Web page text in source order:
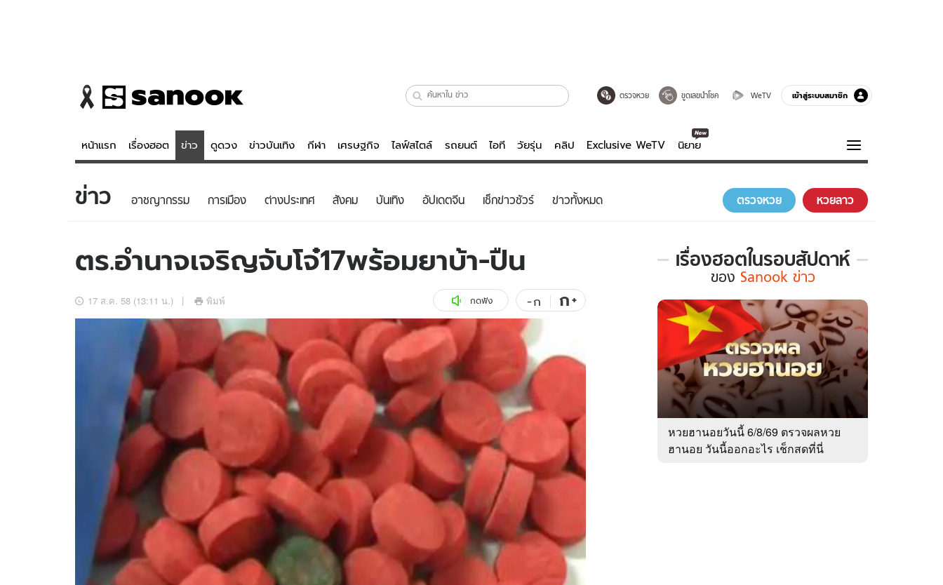
ตรวจหวย ขูดเลขนำโชค WeTV เข้าสู่ระบบสมาชิก
หน้าแรก เรื่องฮอต ข่าว ดูดวง ข่าวบันเทิง กีฬา เศรษฐกิจ ไลฟ์สไตล์ รถยนต์ ไอที วัยรุ่น คลิป Exclusive WeTV นิยาย
ข่าว
ข่าวบันเทิง
อัปเดตจีน
เช็กข่าวชัวร์
ดูดวง - ตรวจหวย
สถิติหวยไทย
ไลฟ์สไตล์
วัยรุ่น
รถยนต์
สุขภาพ
เที่ยว-กิน
Tasteful Thailand
Sanook Choice
บันเทิงครบรส
คลิป
พอดแคสต์
WeTV
ความรู้รอบตัว
ฮาวทู
ดาวน์โหลดสนุกแอปฟรี ติดตามสนุกโซเชียลได้ที่
บริษัท อิมเมจ ฟิวเจอร์ (ประเทศไทย) จำกัด
ข่าว อาชญากรรม การเมือง ต่างประเทศ สังคม บันเทิง อัปเดตจีน เช็กข่าวชัวร์ ข่าวทั้งหมด ตรวจหวย หวยลาว
ตร.อำนาจเจริญจับโจ๋17พร้อมยาบ้า-ปืน
17 ส.ค. 58 (13:11 น.) พิมพ์ กดฟัง -ก ก+
เรื่องฮอตในรอบสัปดาห์
เรื่อง
ใน
รอบ
สัปดาห์
Sanook
ข่าว
ของ Sanook ข่าว
หวยฮานอยวันนี้ 6/8/69 ตรวจผลหวย
ฮานอย วันนี้ออกอะไร เช็กสดที่นี่